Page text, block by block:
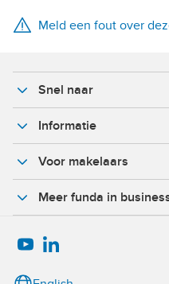
X
Meld een fout over
Snel naar
Informatie
Voor makelaars
Meer funda in